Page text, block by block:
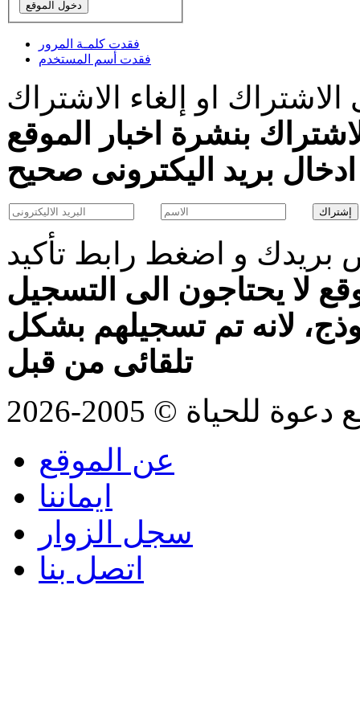
فقدت كلمـة المرور
فقدت أسم المستخدم
او إلغاء الاشتراك
بنشرة اخبار الموقع
و اضغط رابط تأكيد
لا يحتاجون الى التسجيل
لانه تم تسجيلهم بشكل
تلقائى من قبل
© 2005-2026
عن الموقع
ايماننا
سجل الزوار
اتصل بنا